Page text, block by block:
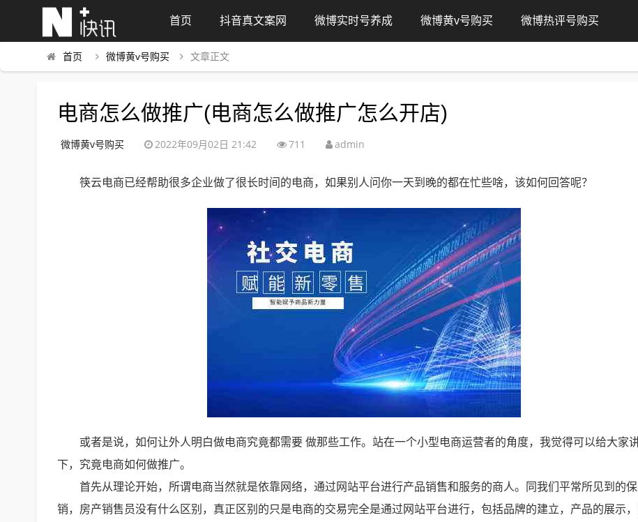
首页 抖音真文案网 微博实时号养成 微博黄v号购买 微博热评号购买
首页 微博黄v号购买 文章正文
电商怎么做推广(电商怎么做推广怎么开店)
微博黄v号购买 2022年09月02日 21:42 711 admin
筷云电商已经帮助很多企业做了很长时间的电商，如果别人问你一天到晚的都在忙些啥，该如何回答呢？
或者是说，如何让外人明白做电商究竟都需要 做那些工作。站在一个小型电商运营者的角度，我觉得可以给大家
下，究竟电商如何做推广。
首先从理论开始，所谓电商当然就是依靠网络，通过网站平台进行产品销售和服务的商人。同我们平常所见到的
销，房产销售员没有什么区别，真正区别的只是电商的交易完全是通过网站平台进行，包括品牌的建立，产品的展示